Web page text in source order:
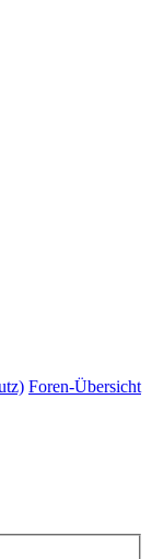
Foren-Übersicht